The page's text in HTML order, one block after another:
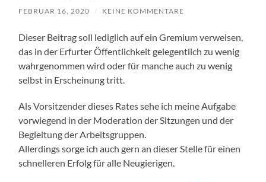
FEBRUAR 16, 2020 / KEINE KOMMENTARE
Dieser Beitrag soll lediglich auf ein Gremium verweisen,
das in der Erfurter Öffentlichkeit gelegentlich zu wenig
wahrgenommen wird oder für manche auch zu wenig
selbst in Erscheinung tritt.
Als Vorsitzender dieses Rates sehe ich meine Aufgabe
vorwiegend in der Moderation der Sitzungen und der
Begleitung der Arbeitsgruppen.
Allerdings sorge ich auch gern an dieser Stelle für einen
schnelleren Erfolg für alle Neugierigen.